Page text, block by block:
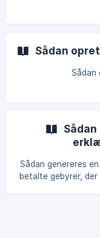
Sådan
Sådan genereres
betalte gebyrer,